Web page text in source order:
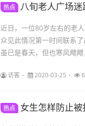
热点 八旬老人广场
近日，一位80岁左右的老
众见此情况第一时间联系
虽已是春天，但也寒风飕
访客 2020-03-25
热点 女生怎样防止